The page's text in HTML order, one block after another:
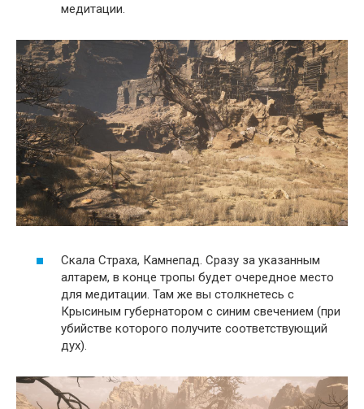
медитации.
Скала Страха, Камнепад. Сразу за указанным
алтарем, в конце тропы будет очередное место
для медитации. Там же вы столкнетесь с
Крысиным губернатором с синим свечением (при
убийстве которого получите соответствующий
дух).